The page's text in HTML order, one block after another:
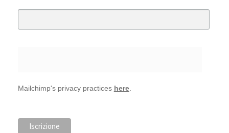
Mailchimp's privacy practices here.